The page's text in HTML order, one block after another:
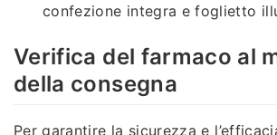
confezione integra e foglietto
Verifica del farmaco al
della consegna
Per garantire la sicurezza e